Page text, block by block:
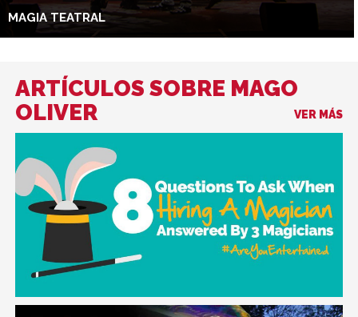
MAGIA TEATRAL
ARTÍCULOS SOBRE MAGO
OLIVER
VER MÁS